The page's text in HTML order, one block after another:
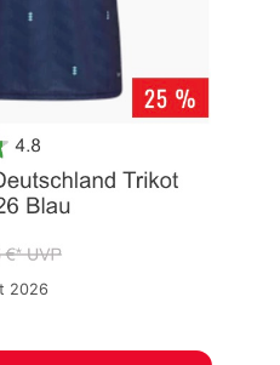
2026